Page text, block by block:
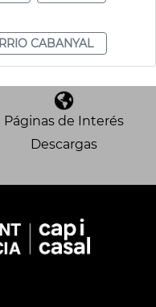
CABANYAL
Páginas de Interés
Descargas